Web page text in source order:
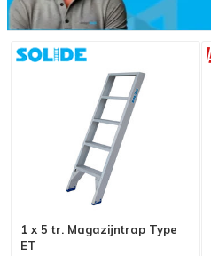
1 x 5 tr. Magazijntrap Type
ET